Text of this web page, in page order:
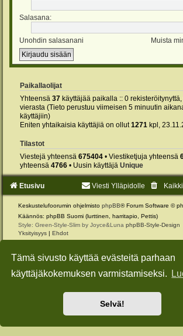
Tämä sivusto käyttää evästeitä parhaan
käyttäjäkokemuksen varmistamiseksi.
Selvä!
Salasana:
Unohdin salasanani Muista
Paikallaolijat
Yhteensä 37 käyttäjää paikalla :: 0
vierasta (Tieto perustuu viimeisen 5 minuutin
käyttäjiin)
Eniten yhtaikaisia käyttäjiä on ollut1271 kpl,
Tilastot
Viestejä yhteensä 675404 • Viestiketjuja yhteensä
yhteensä 4766 • Uusin käyttäjä Unique
Etusivu Viesti Ylläpidolle
Keskustelufoorumin ohjelmisto phpBB® Forum Software ©
Käännös: phpBB Suomi (lurttinen, harritapio, Pettis)
Style: Green-Style-Slim by Joyce&Luna phpBB-Style-Design
Yksityisyys | Ehdot